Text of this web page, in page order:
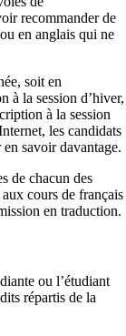
recommander de
en anglais qui ne
soit en
à la session d’hiver,
à la session
les candidats
savoir davantage.
de chacun des
cours de français
en traduction.
ou l’étudiant
répartis de la